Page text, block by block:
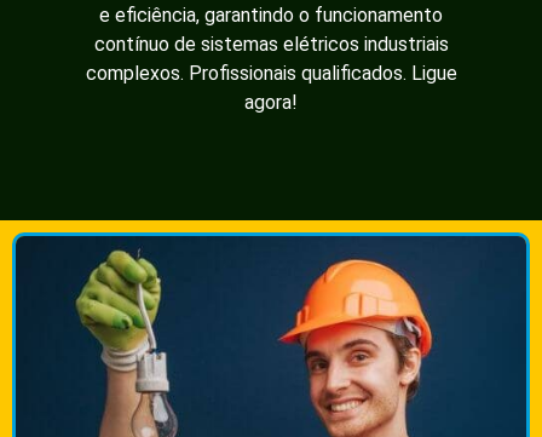
e eficiência, garantindo o funcionamento
contínuo de sistemas elétricos industriais
complexos. Profissionais qualificados. Ligue
agora!